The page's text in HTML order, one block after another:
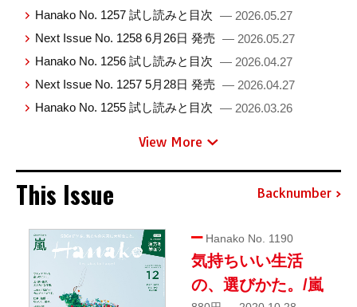
Hanako No. 1257 試し読みと目次 — 2026.05.27
Next Issue No. 1258 6月26日 発売 — 2026.05.27
Hanako No. 1256 試し読みと目次 — 2026.04.27
Next Issue No. 1257 5月28日 発売 — 2026.04.27
Hanako No. 1255 試し読みと目次 — 2026.03.26
View More
This Issue Backnumber
Hanako No. 1190
気持ちいい生活
の、選びかた。/嵐